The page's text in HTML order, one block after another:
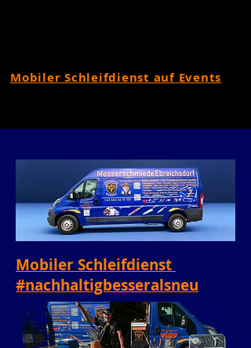
Mobiler Schleifdienst auf Events
Mobiler Schleifdienst
#nachhaltigbesseralsneu